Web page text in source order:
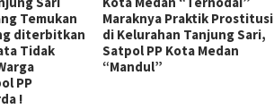
Temukan
diterbitkan
Tidak
PP
!
Maraknya Praktik Prostitusi
di Kelurahan Tanjung Sari,
Satpol PP Kota Medan
“Mandul”